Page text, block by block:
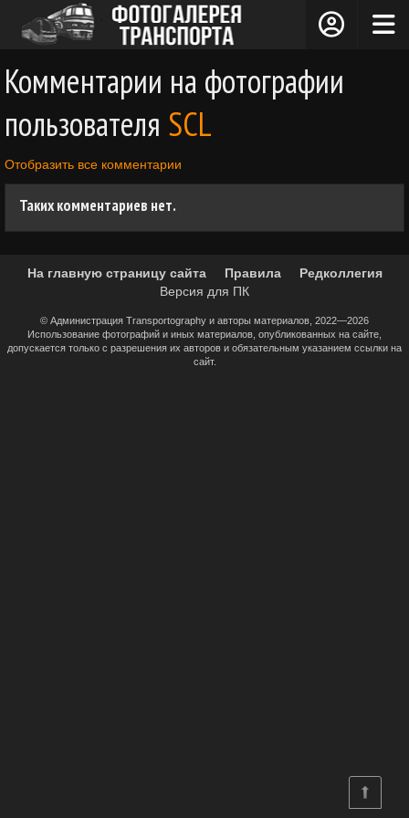
Комментарии на фотографии
пользователя SCL
Отобразить все комментарии
Таких комментариев нет.
На главную страницу сайта Правила
Редколлегия
Версия для ПК
© Администрация Transportography и авторы материалов, 2022—2026
Использование фотографий и иных материалов, опубликованных на сайте,
допускается только с разрешения их авторов и обязательным указанием ссылки на
сайт.